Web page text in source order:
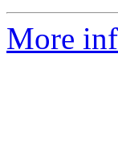
More